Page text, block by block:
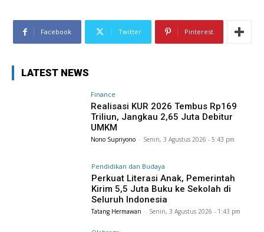
Facebook Twitter Pinterest
LATEST NEWS
Finance
Realisasi KUR 2026 Tembus Rp169
Triliun, Jangkau 2,65 Juta Debitur
UMKM
Nono Supriyono - Senin, 3 Agustus 2026 - 5:43 pm
Pendidikan dan Budaya
Perkuat Literasi Anak, Pemerintah
Kirim 5,5 Juta Buku ke Sekolah di
Seluruh Indonesia
Tatang Hermawan - Senin, 3 Agustus 2026 - 1:43 pm